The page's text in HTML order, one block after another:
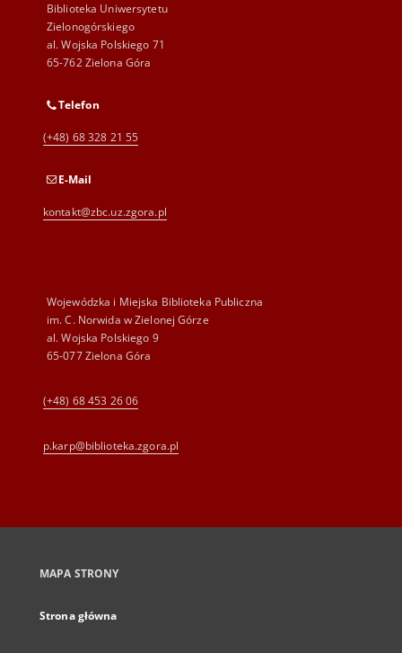
Biblioteka Uniwersytetu
Zielonogórskiego
al. Wojska Polskiego 71
65-762 Zielona Góra
Telefon
(+48) 68 328 21 55
E-Mail
kontakt@zbc.uz.zgora.pl
Wojewódzka i Miejska Biblioteka Publiczna
im. C. Norwida w Zielonej Górze
al. Wojska Polskiego 9
65-077 Zielona Góra
(+48) 68 453 26 06
p.karp@biblioteka.zgora.pl
MAPA STRONY
Strona główna